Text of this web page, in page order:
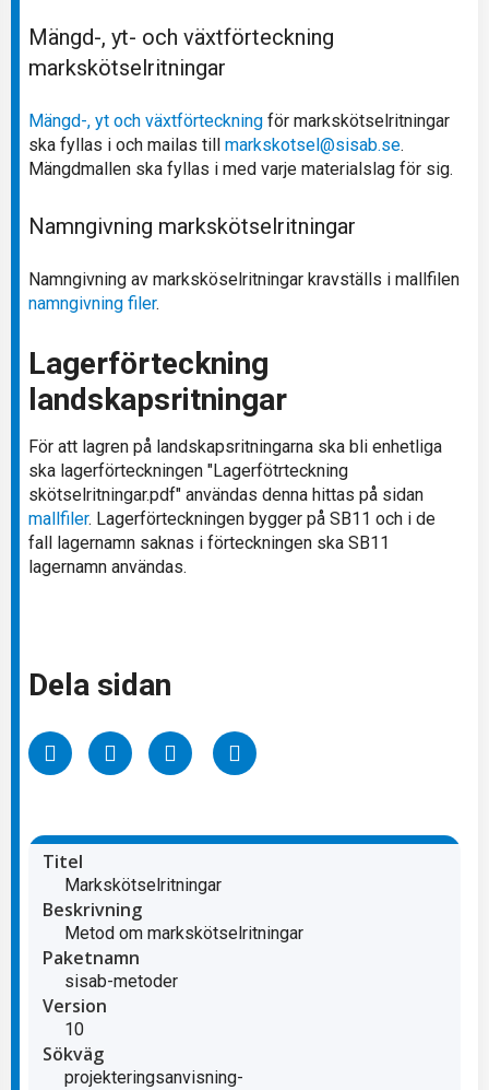
Mängd-, yt- och växtförteckning
markskötselritningar
Mängd-, yt och växtförteckning för markskötselritningar
ska fyllas i och mailas till markskotsel@sisab.se.
Mängdmallen ska fyllas i med varje materialslag för sig.
Namngivning markskötselritningar
Namngivning av marksköselritningar kravställs i mallfilen
namngivning filer.
Lagerförteckning
landskapsritningar
För att lagren på landskapsritningarna ska bli enhetliga
ska lagerförteckningen "Lagerfötrteckning
skötselritningar.pdf" användas denna hittas på sidan
mallfiler. Lagerförteckningen bygger på SB11 och i de
fall lagernamn saknas i förteckningen ska SB11
lagernamn användas.
Dela sidan
Titel
Markskötselritningar
Beskrivning
Metod om markskötselritningar
Paketnamn
sisab-metoder
Version
10
Sökväg
projekteringsanvisning-